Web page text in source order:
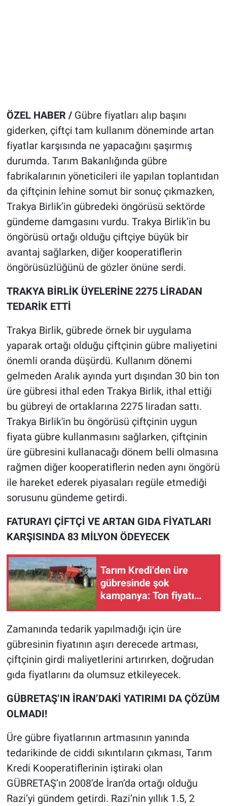
ÖZEL HABER /Gübre fiyatları alıp başını
giderken, çiftçi tam kullanım döneminde artan
fiyatlar karşısında ne yapacağını şaşırmış
durumda. Tarım Bakanlığında gübre
fabrikalarının yöneticileri ile yapılan toplantıdan
da çiftçinin lehine somut bir sonuç çıkmazken,
Trakya Birlik’in gübredeki öngörüsü sektörde
gündeme damgasını vurdu. Trakya Birlik’in bu
öngörüsü ortağı olduğu çiftçiye büyük bir
avantaj sağlarken, diğer kooperatiflerin
öngörüsüzlüğünü de gözler önüne serdi.
TRAKYA BİRLİK ÜYELERİNE 2275 LİRADAN
TEDARİK ETTİ
Trakya Birlik, gübrede örnek bir uygulama
yaparak ortağı olduğu çiftçinin gübre maliyetini
önemli oranda düşürdü. Kullanım dönemi
gelmeden Aralık ayında yurt dışından 30 bin ton
üre gübresi ithal eden Trakya Birlik, ithal ettiği
bu gübreyi de ortaklarına 2275 liradan sattı.
Trakya Birlik'in bu öngörüsü çiftçinin uygun
fiyata gübre kullanmasını sağlarken, çiftçinin
üre gübresini kullanacağı dönem belli olmasına
rağmen diğer kooperatiflerin neden aynı öngörü
ile hareket ederek piyasaları regüle etmediği
sorusunu gündeme getirdi.
FATURAYI ÇİFTÇİ VE ARTAN GIDA FİYATLARI
KARŞISINDA 83 MİLYON ÖDEYECEK
Tarım Kredi’den üre
gübresinde şok
kampanya: Ton fiyatı
31.200 TL'ye düştü!
Zamanında tedarik yapılmadığı için üre
gübresinin fiyatının aşırı derecede artması,
çiftçinin girdi maliyetlerini artırırken, doğrudan
gıda fiyatlarını da olumsuz etkileyecek.
GÜBRETAŞ’IN İRAN’DAKİ YATIRIMI DA ÇÖZÜM
OLMADI!
Üre gübre fiyatlarının artmasının yanında
tedarikinde de ciddi sıkıntıların çıkması, Tarım
Kredi Kooperatiflerinin iştiraki olan
GÜBRETAŞ’ın 2008’de İran’da ortağı olduğu
Razi’yi gündem getirdi. Razi’nin yıllık 1.5, 2